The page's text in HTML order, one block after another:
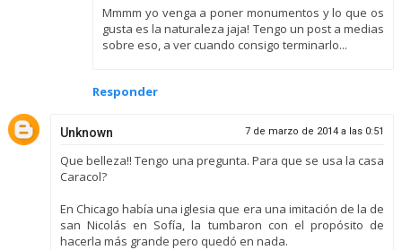
Mmmm yo venga a poner monumentos y lo que os
gusta es la naturaleza jaja! Tengo un post a medias
sobre eso, a ver cuando consigo terminarlo...
Responder
Unknown 7 de marzo de 2014 a las 0:51
Que belleza!! Tengo una pregunta. Para que se usa la casa
Caracol?
En Chicago había una iglesia que era una imitación de la de
san Nicolás en Sofía, la tumbaron con el propósito de
hacerla más grande pero quedó en nada.